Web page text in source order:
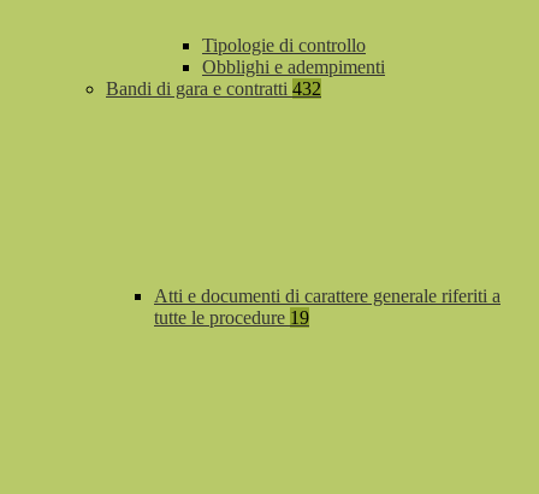
Tipologie di controllo
Obblighi e adempimenti
Bandi di gara e contratti 432
Atti e documenti di carattere generale riferiti a
tutte le procedure 19